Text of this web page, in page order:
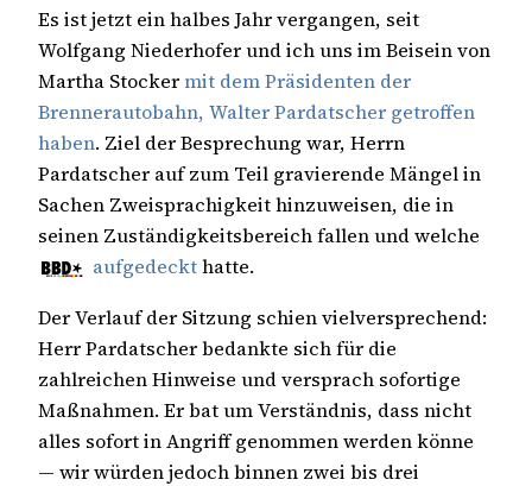
Es ist jetzt ein halbes Jahr vergangen, seit
Wolfgang Niederhofer und ich uns im Beisein von
Martha Stockermit dem Präsidenten der
Brennerautobahn, Walter Pardatscher getroffen
haben. Ziel der Besprechung war, Herrn
Pardatscher auf zum Teil gravierende Mängel in
Sachen Zweisprachigkeit hinzuweisen, die in
seinen Zuständigkeitsbereich fallen und welche
aufgedeckthatte.
Der Verlauf der Sitzung schien vielversprechend:
Herr Pardatscher bedankte sich für die
zahlreichen Hinweise und versprach sofortige
Maßnahmen. Er bat um Verständnis, dass nicht
alles sofort in Angriff genommen werden könne
— wir würden jedoch binnen zwei bis drei